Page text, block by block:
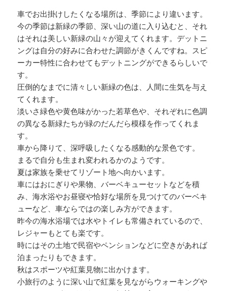
車でお出掛けしたくなる場所は、季節により違います。
今の季節は新緑の季節、深い山の道に入り込むと、それ
はそれは美しい新緑の山々が迎えてくれます。デットニ
ングは自分の好みに合わせた調節がきくんですね。スピ
ーカー特性に合わせてもデットニングができるらしいで
す。
圧倒的なまでに清々しい新緑の色は、人間に生気を与え
てくれます。
淡いさ緑色や黄色味がかった若草色や、それぞれに色調
の異なる新緑たちが緑のだんだら模様を作ってくれま
す。
車から降りて、深呼吸したくなる感動的な景色です。
まるで自分も生まれ変われるかのようです。
夏は家族を乗せてリゾート地へ向かいます。
車にはおにぎりや果物、バーベキューセットなどを積
み、海水浴やお昼寝や恰好な場所を見つけてのバーベキ
ューなど、車ならではの楽しみ方ができます。
昨今の海水浴場では水やトイレも常備されているので、
レジャーもとても楽です。
時にはその土地で民宿やペンションなどに空きがあれば
泊まったりもできます。
秋はスポーツや紅葉見物に出かけます。
小旅行のように深い山で紅葉を見ながらウォーキングや